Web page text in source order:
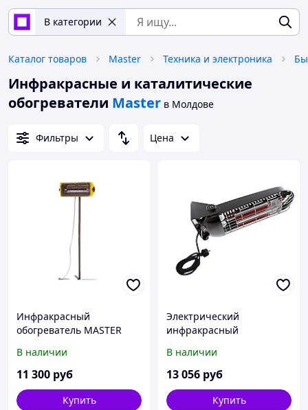
В категории
Каталог товаров Master Техника и электроника
Инфракрасные и каталитические
обогреватели Master в Молдове
Фильтры Цена
Инфракрасный
обогреватель MASTER
В наличии
11 300 руб
Купить
Электрический
инфракрасный
SOMBRA 8
В наличии
13 056 руб
Купить